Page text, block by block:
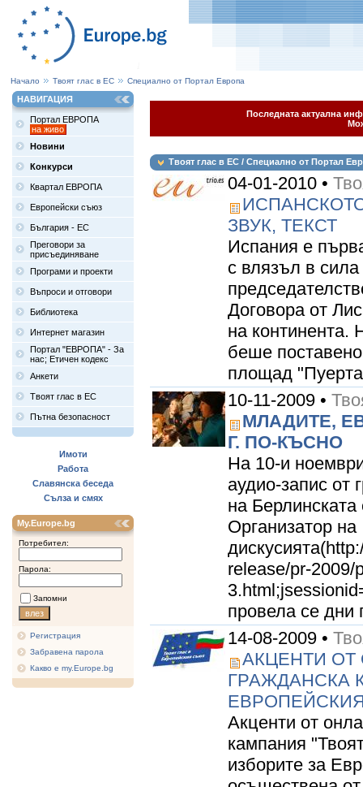
Начало Твоят глас в ЕС Специално от Портал Европа
НАВИГАЦИЯ
Портал ЕВРОПА
на живо
Новини
Конкурси
Квартал ЕВРОПА
Европейски съюз
България - ЕС
Преговори за
присъединяване
Програми и проекти
Въпроси и отговори
Библиотека
Интернет магазин
Портал "ЕВРОПА" - За
нас; Етичен кодекс
Анкети
Твоят глас в ЕС
Пътна безопасност
Имоти
Работа
Славянска беседа
Сълза и смях
My.Europe.bg
Потребител:
Парола:
Запомни
Регистрация
Забравена парола
Какво е my.Europe.bg
Последната актуална
Твоят глас в ЕС / Специално от Портал
04-01-2010 •
ЗВУК, ТЕКСТ
Испания е
с влязъл в
Договора от
на континента.
беше
площад
10-11-2009 •
МЛАДИТЕ,
Г. ПО-КЪСНО
На 10-и
аудио-запис от
на
Организатор на
release/pr-2009/
провела се дни
14-08-2009 •
АКЦЕНТИ ОТ
ГРАЖДАНСКА
Акценти от
кампания
изборите за